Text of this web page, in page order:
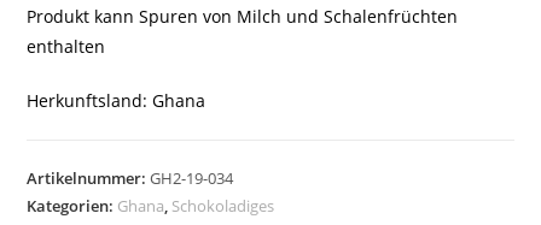
Produkt kann Spuren von Milch und Schalenfrüchten
enthalten
Herkunftsland: Ghana
Artikelnummer:GH2-19-034
Kategorien: Ghana, Schokoladiges